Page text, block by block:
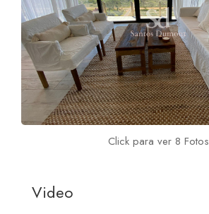
Click para ver 8 Fotos
Video